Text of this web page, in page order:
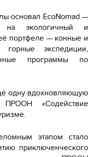
основал EcoNomad —
на экологичный и
портфеле — конные и
экспедиции,
программы по
одну вдохновляющую
ПРООН «Содействие
этапом стало
приключенческого